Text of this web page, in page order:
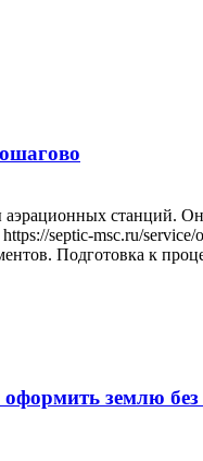
станций.
septic-msc.ru/
Подготовка к
землю